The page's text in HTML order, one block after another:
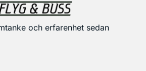
och erfarenhet sedan